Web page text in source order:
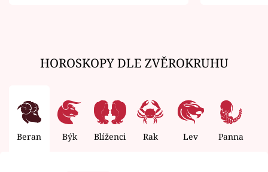
HOROSKOPY DLE ZVĚROKRUHU
Beran Býk Blíženci Rak Lev Panna